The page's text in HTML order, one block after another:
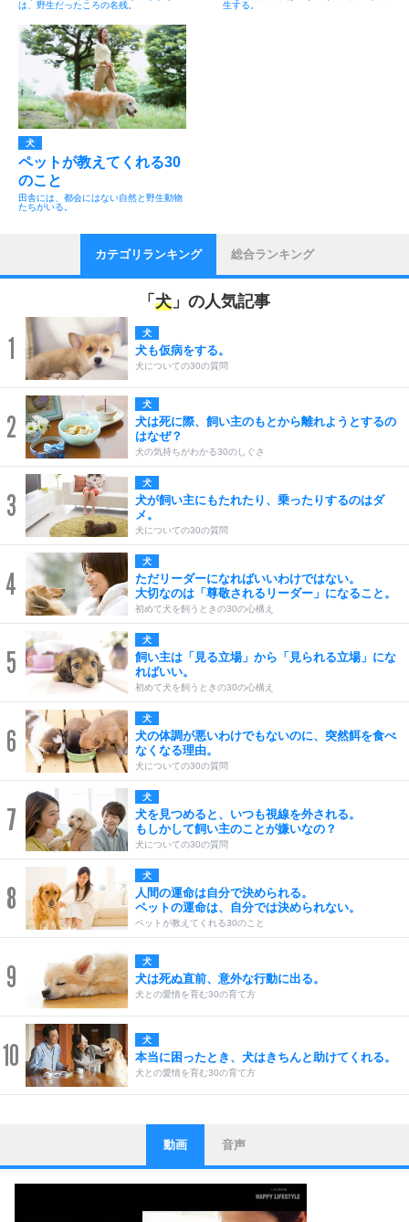
は、野生だったころの名残。
生する。
犬
ペットが教えてくれる30
のこと
田舎には、都会にはない自然と野生動物
たちがいる。
カテゴリランキング 総合ランキング
「 犬 」の人気記事
1 犬
犬も仮病をする。
犬についての30の質問
2
犬
犬は死に際、飼い主のもとから離れようとするの
はなぜ？
犬の気持ちがわかる30のしぐさ
3
犬
犬が飼い主にもたれたり、乗ったりするのはダ
メ。
犬についての30の質問
4
犬
ただリーダーになればいいわけではない。
大切なのは「尊敬されるリーダー」になること。
初めて犬を飼うときの30の心構え
5
犬
飼い主は「見る立場」から「見られる立場」にな
ればいい。
初めて犬を飼うときの30の心構え
6
犬
犬の体調が悪いわけでもないのに、突然餌を食べ
なくなる理由。
犬についての30の質問
7
犬
犬を見つめると、いつも視線を外される。
もしかして飼い主のことが嫌いなの？
犬についての30の質問
8
犬
人間の運命は自分で決められる。
ペットの運命は、自分では決められない。
ペットが教えてくれる30のこと
9 犬
犬は死ぬ直前、意外な行動に出る。
犬との愛情を育む30の育て方
10 犬
本当に困ったとき、犬はきちんと助けてくれる。
犬との愛情を育む30の育て方
1
ストレス対策
他人と比べない。
いっそのこと、他人を見ない。
いらいらしない人になる30の方法
動画 音声